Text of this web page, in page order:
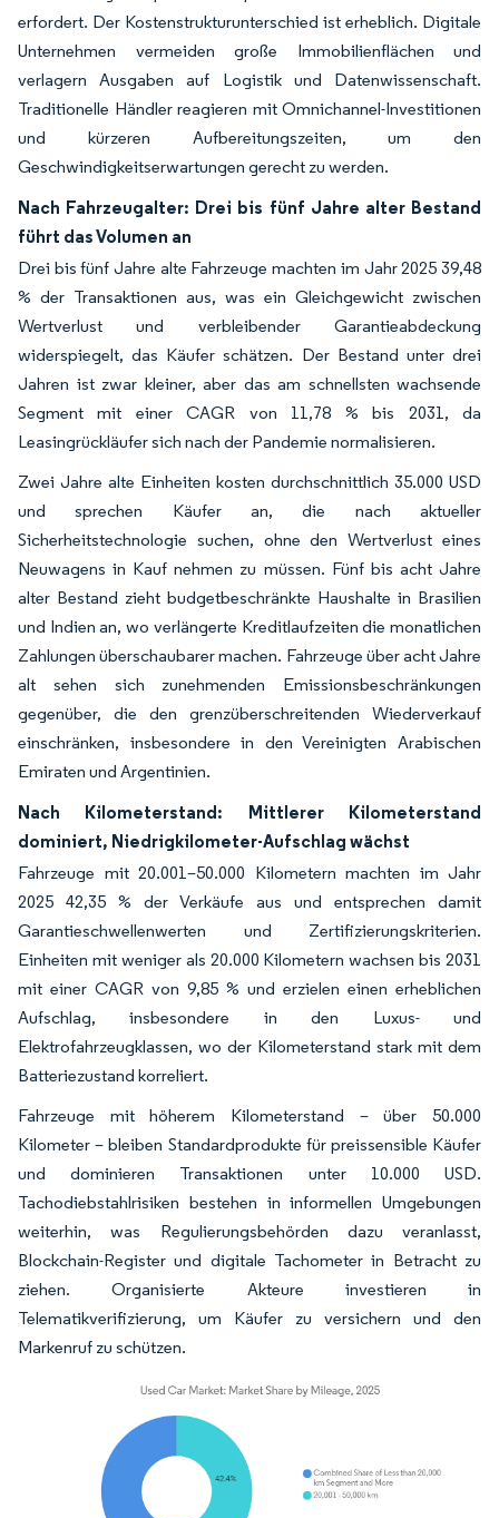
erfordert. Der Kostenstrukturunterschied ist erheblich. Digitale
Unternehmen vermeiden große Immobilienflächen und
verlagern Ausgaben auf Logistik und Datenwissenschaft.
Traditionelle Händler reagieren mit Omnichannel-Investitionen
und kürzeren Aufbereitungszeiten, um den
Geschwindigkeitserwartungen gerecht zu werden.
Nach Fahrzeugalter: Drei bis fünf Jahre alter Bestand
führt das Volumen an
Drei bis fünf Jahre alte Fahrzeuge machten im Jahr 2025 39,48
% der Transaktionen aus, was ein Gleichgewicht zwischen
Wertverlust und verbleibender Garantieabdeckung
widerspiegelt, das Käufer schätzen. Der Bestand unter drei
Jahren ist zwar kleiner, aber das am schnellsten wachsende
Segment mit einer CAGR von 11,78 % bis 2031, da
Leasingrückläufer sich nach der Pandemie normalisieren.
Zwei Jahre alte Einheiten kosten durchschnittlich 35.000 USD
und sprechen Käufer an, die nach aktueller
Sicherheitstechnologie suchen, ohne den Wertverlust eines
Neuwagens in Kauf nehmen zu müssen. Fünf bis acht Jahre
alter Bestand zieht budgetbeschränkte Haushalte in Brasilien
und Indien an, wo verlängerte Kreditlaufzeiten die monatlichen
Zahlungen überschaubarer machen. Fahrzeuge über acht Jahre
alt sehen sich zunehmenden Emissionsbeschränkungen
gegenüber, die den grenzüberschreitenden Wiederverkauf
einschränken, insbesondere in den Vereinigten Arabischen
Emiraten und Argentinien.
Nach Kilometerstand: Mittlerer Kilometerstand
dominiert, Niedrigkilometer-Aufschlag wächst
Fahrzeuge mit 20.001–50.000 Kilometern machten im Jahr
2025 42,35 % der Verkäufe aus und entsprechen damit
Garantieschwellenwerten und Zertifizierungskriterien.
Einheiten mit weniger als 20.000 Kilometern wachsen bis 2031
mit einer CAGR von 9,85 % und erzielen einen erheblichen
Aufschlag, insbesondere in den Luxus- und
Elektrofahrzeugklassen, wo der Kilometerstand stark mit dem
Batteriezustand korreliert.
Fahrzeuge mit höherem Kilometerstand – über 50.000
Kilometer – bleiben Standardprodukte für preissensible Käufer
und dominieren Transaktionen unter 10.000 USD.
Tachodiebstahlrisiken bestehen in informellen Umgebungen
weiterhin, was Regulierungsbehörden dazu veranlasst,
Blockchain-Register und digitale Tachometer in Betracht zu
ziehen. Organisierte Akteure investieren in
Telematikverifizierung, um Käufer zu versichern und den
Markenruf zu schützen.